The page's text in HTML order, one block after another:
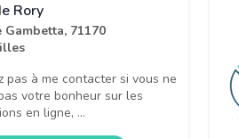
Rory
Gambetta, 71170
pas à me contacter si vous ne
votre bonheur sur les
en ligne, ...